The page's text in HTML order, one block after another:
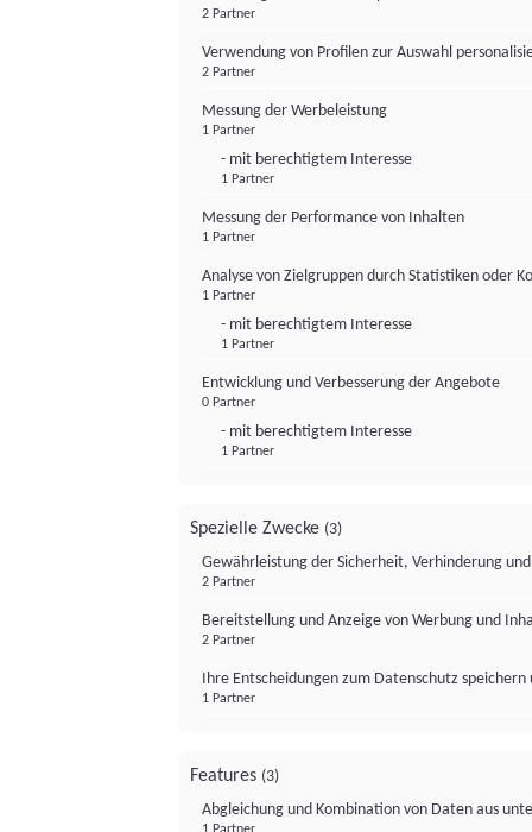
2 Partner
Verwendung von Profilen zur Auswahl
2 Partner
Messung der Werbeleistung
1 Partner
- mit berechtigtem Interesse
1 Partner
Messung der Performance von Inhalten
1 Partner
Analyse von Zielgruppen durch Statistiken oder
1 Partner
- mit berechtigtem Interesse
1 Partner
Entwicklung und Verbesserung der Angebote
0 Partner
- mit berechtigtem Interesse
1 Partner
Spezielle Zwecke (3)
Gewährleistung der Sicherheit, Verhinderung
2 Partner
Bereitstellung und Anzeige von Werbung und
2 Partner
Ihre Entscheidungen zum Datenschutz
1 Partner
Features (3)
Abgleichung und Kombination von Daten aus
1 Partner